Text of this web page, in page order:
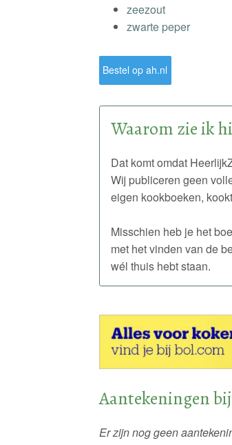
zeezout
zwarte peper
Bestel op ah.nl
Waarom zie ik
Dat komt omdat
Wij publiceren geen
eigen kookboeken,
Misschien heb je het
met het vinden van de
wél thuis hebt staan.
Aantekeningen
Er zijn nog geen